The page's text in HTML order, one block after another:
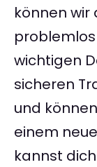
können wir
wichtigen
sicheren
und
einem
kannst